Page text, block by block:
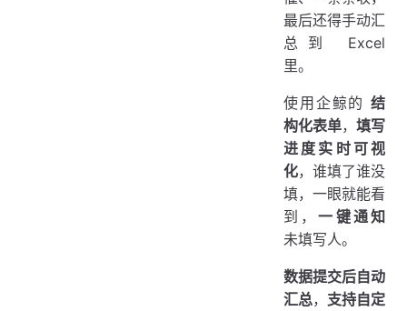
最后还得手动汇
总到 Excel
里。
使用企鲸的 结
构化表单， 填写
进度实时可视
化，谁填了谁没
填，一眼就能看
到，一键通知
未填写人。
数据提交后自动
汇总， 支持自定